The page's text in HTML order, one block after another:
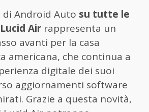
di Android Auto su tutte le
Air rappresenta un
avanti per la casa
americana, che continua a
digitale dei suoi
aggiornamenti software
Grazie a questa novità,